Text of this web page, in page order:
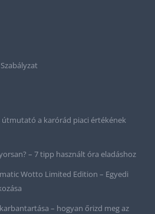
útmutató a karórád piaci értékének
– 7 tipp használt óra eladáshoz
Wotto Limited Edition – Egyedi
– hogyan őrizd meg az